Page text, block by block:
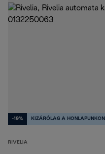
-19% KIZÁRÓLAG A HONLAPUNKON
RIVELIA